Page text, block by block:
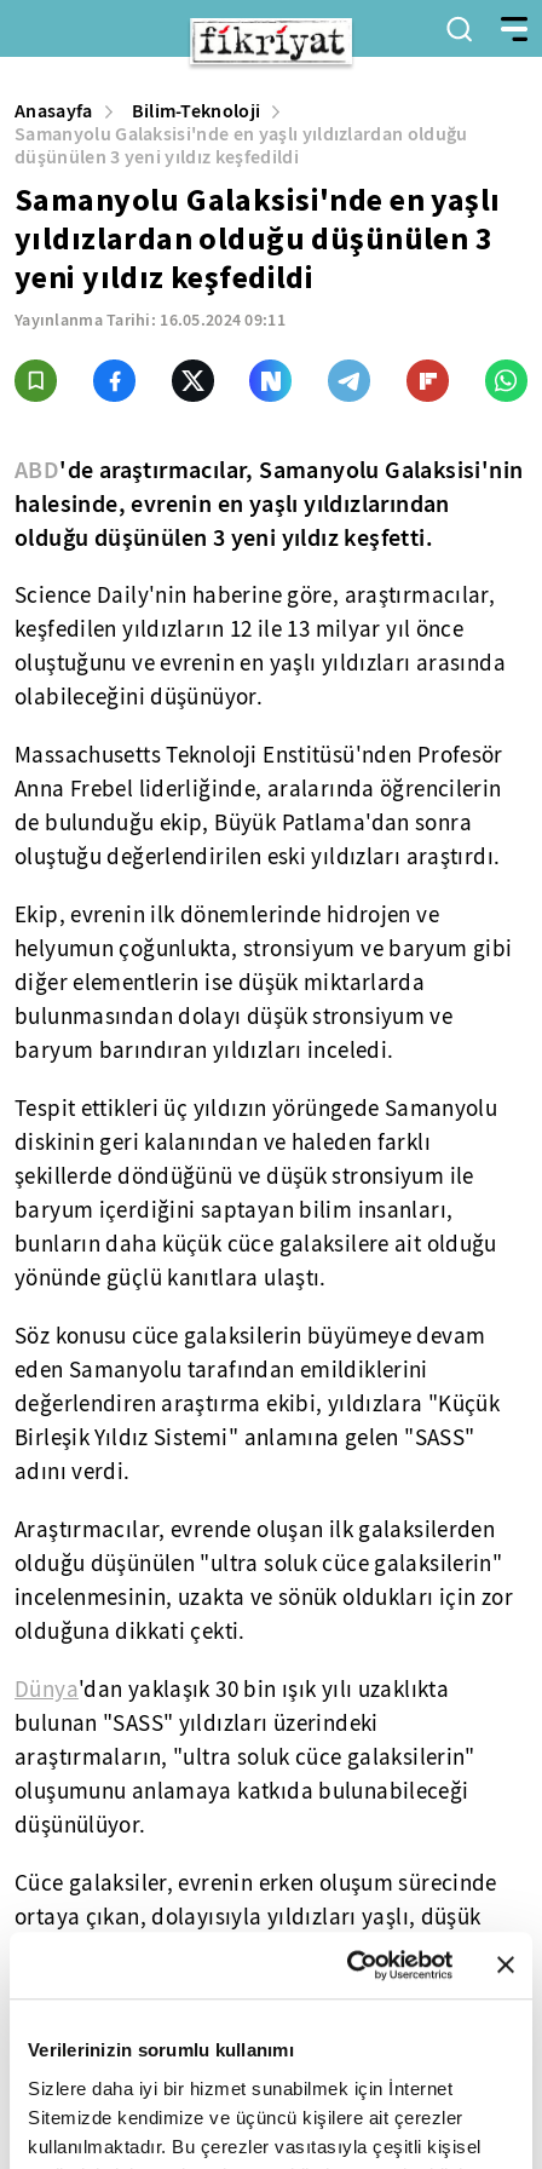
Verilerinizin sorumlu kullanımı
Sizlere daha iyi bir hizmet sunabilmek için İnternet
Sitemizde kendimize ve üçüncü kişilere ait çerezler
kullanılmaktadır. Bu çerezler vasıtasıyla çeşitli kişisel
Anasayfa
Bilim-Teknoloji
Samanyolu Galaksisi'nde en yaşlı yıldızlardan olduğu
düşünülen 3 yeni yıldız keşfedildi
Samanyolu Galaksisi'nde en yaşlı
yıldızlardan olduğu düşünülen 3
yeni yıldız keşfedildi
Yayınlanma Tarihi: 16.05.2024 09:11
ABD'de araştırmacılar, Samanyolu Galaksisi'nin
halesinde, evrenin en yaşlı yıldızlarından
olduğu düşünülen 3 yeni yıldız keşfetti.
Science Daily'nin haberine göre, araştırmacılar,
keşfedilen yıldızların 12 ile 13 milyar yıl önce
oluştuğunu ve evrenin en yaşlı yıldızları arasında
olabileceğini düşünüyor.
Massachusetts Teknoloji Enstitüsü'nden Profesör
Anna Frebel liderliğinde, aralarında öğrencilerin
de bulunduğu ekip, Büyük Patlama'dan sonra
oluştuğu değerlendirilen eski yıldızları araştırdı.
Ekip, evrenin ilk dönemlerinde hidrojen ve
helyumun çoğunlukta, stronsiyum ve baryum gibi
diğer elementlerin ise düşük miktarlarda
bulunmasından dolayı düşük stronsiyum ve
baryum barındıran yıldızları inceledi.
Tespit ettikleri üç yıldızın yörüngede Samanyolu
diskinin geri kalanından ve haleden farklı
şekillerde döndüğünü ve düşük stronsiyum ile
baryum içerdiğini saptayan bilim insanları,
bunların daha küçük cüce galaksilere ait olduğu
yönünde güçlü kanıtlara ulaştı.
Söz konusu cüce galaksilerin büyümeye devam
eden Samanyolu tarafından emildiklerini
değerlendiren araştırma ekibi, yıldızlara "Küçük
Birleşik Yıldız Sistemi" anlamına gelen "SASS"
adını verdi.
Araştırmacılar, evrende oluşan ilk galaksilerden
olduğu düşünülen "ultra soluk cüce galaksilerin"
incelenmesinin, uzakta ve sönük oldukları için zor
olduğuna dikkati çekti.
Dünya'dan yaklaşık 30 bin ışık yılı uzaklıkta
bulunan "SASS" yıldızları üzerindeki
araştırmaların, "ultra soluk cüce galaksilerin"
oluşumunu anlamaya katkıda bulunabileceği
düşünülüyor.
Cüce galaksiler, evrenin erken oluşum sürecinde
ortaya çıkan, dolayısıyla yıldızları yaşlı, düşük
yoğunluklu ve az metal barındıran gök cisimleri
Araştırma, "Monthly Notices of the Royal
Astronomical Society (MNRAS)" dergisinde
yayımlandı.